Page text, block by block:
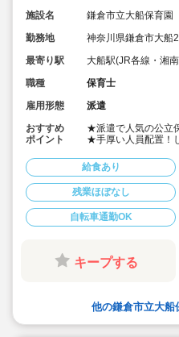
施設名
鎌倉市立大船保育園
勤務地
神奈川県鎌倉市大船
最寄り駅
大船駅(JR各線・湘
職種
保育士
雇用形態
派遣
おすすめ
ポイント
★派遣で人気の公立
★手厚い人員配置！
★公立保育園の経験
★時給2,200円・フ
給食あり
残業ほぼなし
自転車通勤OK
キープする
他の鎌倉市立大船